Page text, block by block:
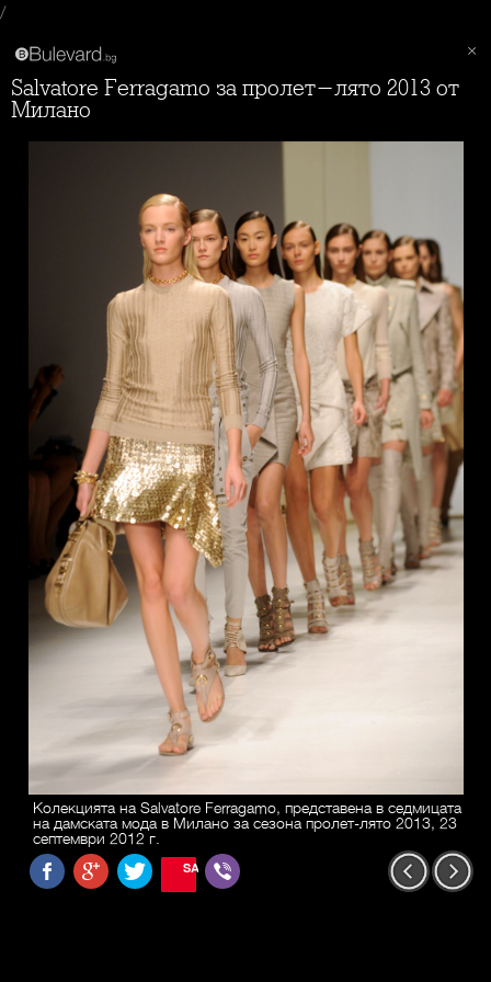
/
Salvatore Ferragamo за пролет-лято 2013 от
Милано
Колекцията на Salvatore Ferragamo, представена в седмицата
на дамската мода в Милано за сезона пролет-лято 2013, 23
септември 2012 г.
SAVE